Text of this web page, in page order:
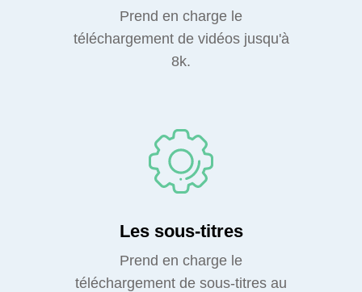
Prend en charge le
téléchargement de vidéos jusqu'à
8k.
Les sous-titres
Prend en charge le
téléchargement de sous-titres au